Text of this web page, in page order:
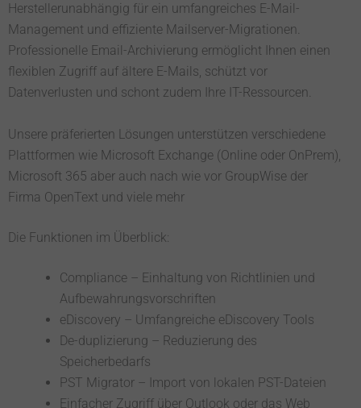
Herstellerunabhängig für ein umfangreiches E-Mail-
Management und effiziente Mailserver-Migrationen.
Professionelle Email-Archivierung ermöglicht Ihnen einen
flexiblen Zugriff auf ältere E-Mails, schützt vor
Datenverlusten und schont zudem Ihre IT-Ressourcen.
Unsere präferierten Lösungen unterstützen verschiedene
Plattformen wie Microsoft Exchange (Online oder OnPrem),
Microsoft 365 aber auch nach wie vor GroupWise der
Firma OpenText und viele mehr
Die Funktionen im Überblick:
Compliance – Einhaltung von Richtlinien und
Aufbewahrungsvorschriften
eDiscovery – Umfangreiche eDiscovery Tools
De-duplizierung – Reduzierung des
Speicherbedarfs
PST Migrator – Import von lokalen PST-Dateien
Einfacher Zugriff über Outlook oder das Web